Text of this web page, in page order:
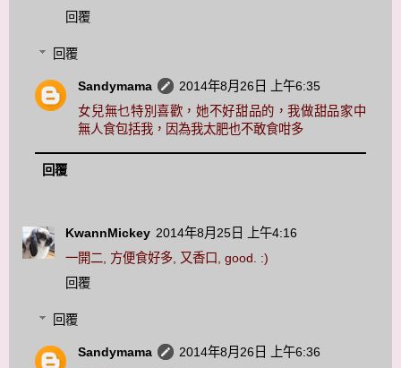
回覆
回覆
Sandymama
2014年8月26日 上午6:35
女兒無乜特別喜歡，她不好甜品的，我做甜品家中
無人食包括我，因為我太肥也不敢食咁多
回覆
KwannMickey 2014年8月25日 上午4:16
一開二, 方便食好多, 又香口, good. :)
回覆
回覆
Sandymama
2014年8月26日 上午6:36